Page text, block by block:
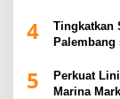
4
Tingkatkan
Palembang
5
Perkuat
Marina